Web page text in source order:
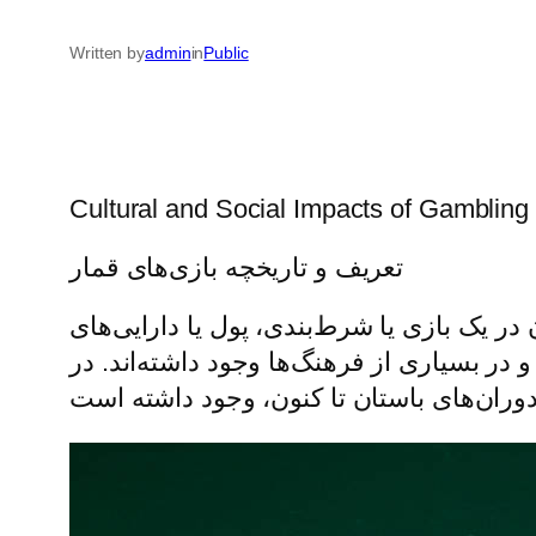
Written byadmininPublic
Cultural and Social Impacts of
تعریف و تاریخچه بازی‌های قمار
یک بازی یا شرط‌بندی، پول یا دارایی‌های
در بسیاری از فرهنگ‌ها وجود داشته‌اند. در